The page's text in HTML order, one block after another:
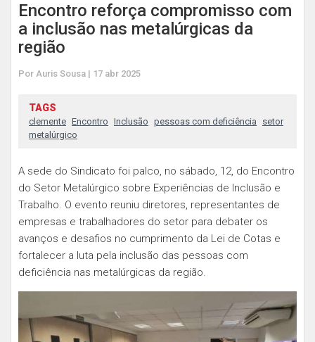
Encontro reforça compromisso com
a inclusão nas metalúrgicas da
região
Por Auris Sousa | 17 abr 2025
TAGS
clemente Encontro Inclusão pessoas com deficiência
setor
metalúrgico
A sede do Sindicato foi palco, no sábado, 12, do Encontro
do Setor Metalúrgico sobre Experiências de Inclusão e
Trabalho. O evento reuniu diretores, representantes de
empresas e trabalhadores do setor para debater os
avanços e desafios no cumprimento da Lei de Cotas e
fortalecer a luta pela inclusão das pessoas com
deficiência nas metalúrgicas da região.